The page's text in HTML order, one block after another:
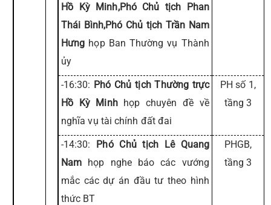
Hồ Kỳ Minh,Phó Chủ tịch Phan
Thái Bình,Phó Chủ tịch Trần Nam
Hưng họp Ban Thường vụ Thành
ủy
-16:30: Phó Chủ tịch Thường trực
Hồ Kỳ Minhhọp chuyên đề về
nghĩa vụ tài chính đất đai
PH số 1,
tầng 3
-14:30: Phó Chủ tịch Lê Quang
Nam họp nghe báo các vướng
mắc các dự án đầu tư theo hình
thức BT
PHGB,
tầng 3